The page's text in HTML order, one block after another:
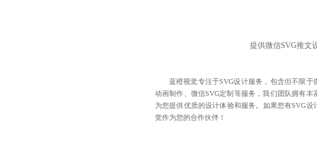
提供微信SVG推文
蓝橙视觉专注于SVG设计服务，包含但不限于
动画制作、微信SVG定制等服务，我们团队拥有丰
为您提供优质的设计体验和服务。如果您有SVG
觉作为您的合作伙伴！